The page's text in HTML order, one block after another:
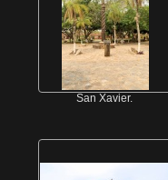
San Xavier.